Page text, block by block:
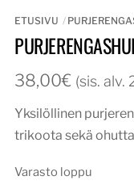
ETUSIVU
38,00€ (sis. alv.
Yksilöllinen
trikoota sekä
Varasto loppu